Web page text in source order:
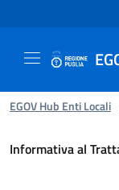
Ti trovi in:
EGOV Hub Enti Locali
Informativa
Informativa al